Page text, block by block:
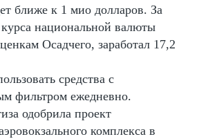
ближе к 1 мио долларов. За
национальной валюты
Осадчего, заработал 17,2
средства с
фильтром ежедневно.
одобрила проект
комплекса в